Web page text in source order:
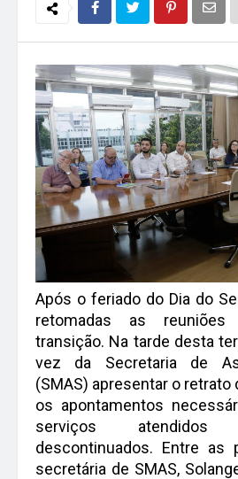
Após o feriado do Dia do
retomadas as
transição. Na tarde desta
vez da Secretaria de
(SMAS) apresentar o retrato
os apontamentos
serviços
descontinuados. Entre as
secretária de SMAS,